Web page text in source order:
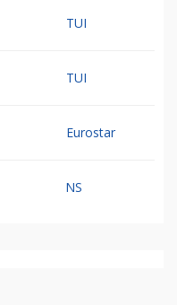
TUI
TUI
Eurostar
NS